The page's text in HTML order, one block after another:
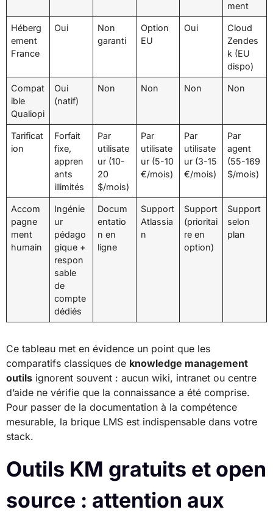
ment
Héberg
ement
France
Oui
Non
garanti
Option
EU
Oui
Cloud
Zendes
k (EU
dispo)
Compat
ible
Qualiopi
Oui
(natif)
Non Non Non Non
Tarificat
ion
Forfait
fixe,
appren
ants
illimités
Par
utilisate
ur (10-
20
$/mois)
Par
utilisate
ur (5-10
€/mois)
Par
utilisate
ur (3-15
€/mois)
Par
agent
(55-169
$/mois)
Accom
pagne
ment
humain
Ingénie
ur
pédago
gique +
respon
sable
de
compte
dédiés
Docum
entatio
n en
ligne
Support
Atlassia
n
Support
(prioritai
re en
option)
Support
selon
plan
Ce tableau met en évidence un point que les
comparatifs classiques de knowledge management
outils ignorent souvent : aucun wiki, intranet ou centre
d’aide ne vérifie que la connaissance a été comprise.
Pour passer de la documentation à la compétence
mesurable, la brique LMS est indispensable dans votre
stack.
Outils KM gratuits et open
source : attention aux